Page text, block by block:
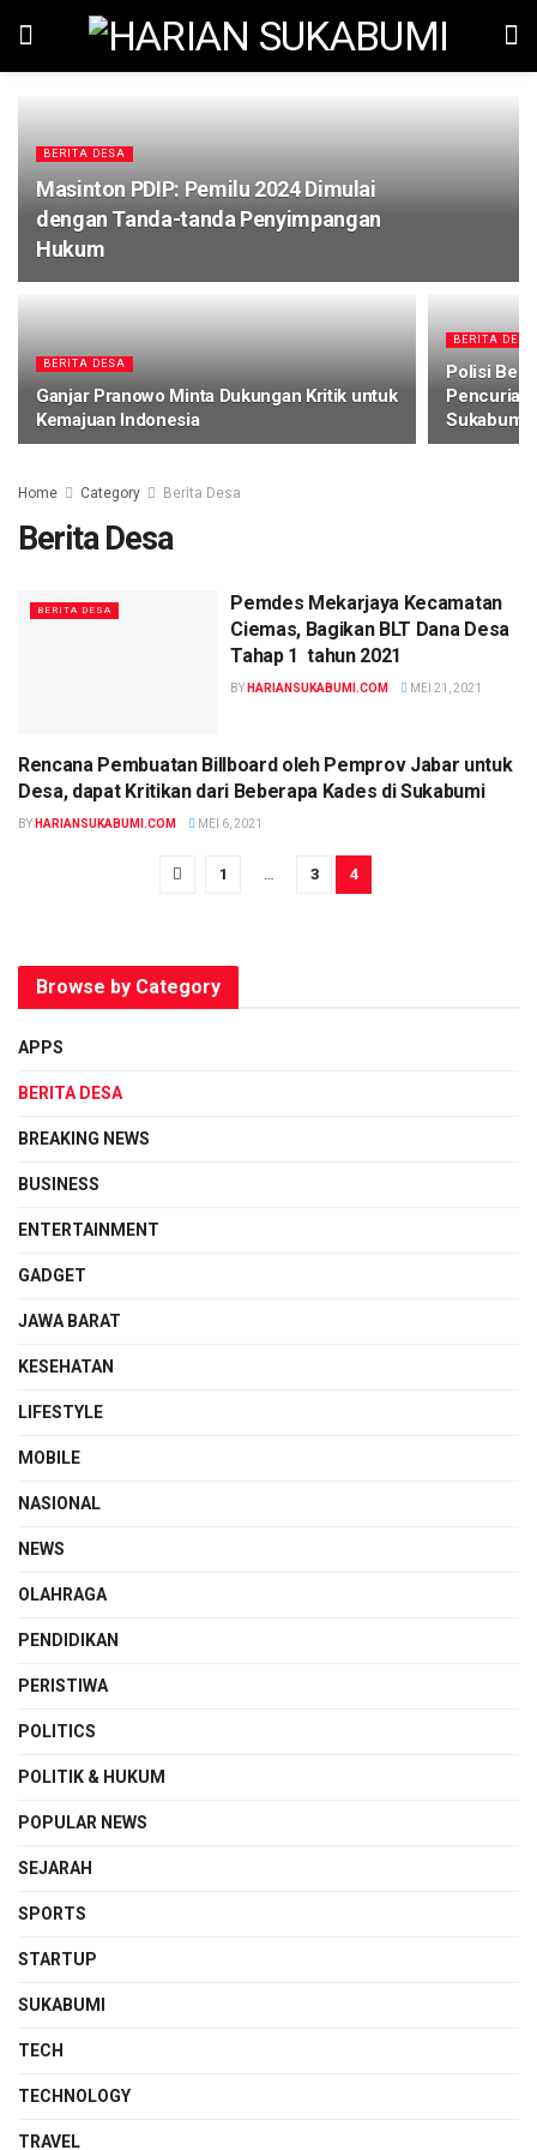
BERITA DESA
Masinton PDIP: Pemilu 2024 Dimulai
dengan Tanda-tanda Penyimpangan
Hukum
BERITA DESA
Ganjar Pranowo Minta Dukungan Kritik untuk
Kemajuan Indonesia
BERITA DESA
Polisi
Pencurian
Sukabumi
Home Category Berita Desa
Berita Desa
BERITA DESA
Pemdes Mekarjaya Kecamatan
Ciemas, Bagikan BLT Dana Desa
Tahap 1 tahun 2021
BY HARIANSUKABUMI.COM MEI 21, 2021
BERITA DESA
Rencana Pembuatan Billboard oleh Pemprov Jabar untuk
Desa, dapat Kritikan dari Beberapa Kades di Sukabumi
BY HARIANSUKABUMI.COM MEI 6, 2021
1 3 4
Browse by Category
APPS
BERITA DESA
BREAKING NEWS
BUSINESS
ENTERTAINMENT
GADGET
JAWA BARAT
KESEHATAN
LIFESTYLE
MOBILE
NASIONAL
NEWS
OLAHRAGA
PENDIDIKAN
PERISTIWA
POLITICS
POLITIK & HUKUM
POPULAR NEWS
SEJARAH
SPORTS
STARTUP
SUKABUMI
TECH
TECHNOLOGY
TRAVEL